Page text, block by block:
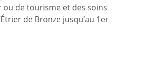
ou de tourisme et des soins
de Bronze jusqu’au 1er